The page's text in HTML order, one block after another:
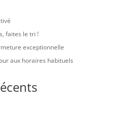
faites le tri !
exceptionnelle
aux horaires habituels